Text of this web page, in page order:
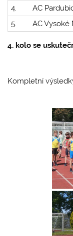
4. AC
5.
AC Vysoké
4. kolo se
Kompletní